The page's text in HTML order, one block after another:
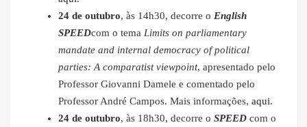
24 de outubro, às 14h30, decorre o English
SPEEDcom o tema Limits on parliamentary
mandate and internal democracy of political
parties: A comparatist viewpoint, apresentado pelo
Professor Giovanni Damele e comentado pelo
Professor André Campos. Mais informações, aqui.
24 de outubro, às 18h30, decorre o SPEED com o